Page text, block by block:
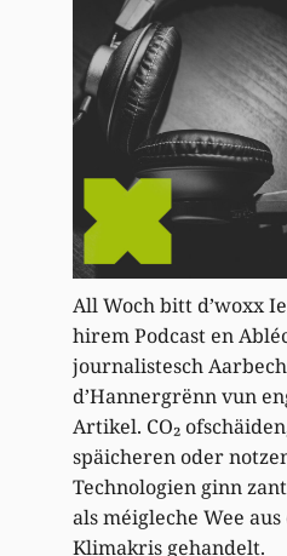
All Woch bitt d’woxx
hirem Podcast en
journalistesch
d’Hannergrënn vun
Artikel. CO₂
späicheren oder
Technologien ginn
als méigleche Wee
Klimakris gehandelt.